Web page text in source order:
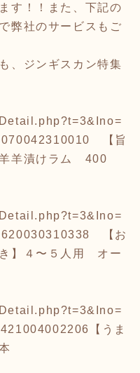
す！！また、下記の
弊社のサービスもご
、ジンギスカン特集
【旨
羊漬けラム 400
【お
】４〜５人用 オー
【うま